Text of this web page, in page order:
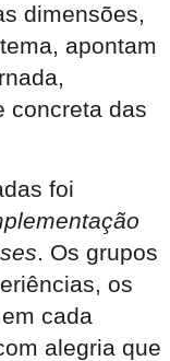
dimensões,
apontam
concreta das
foi
. Os grupos
os
cada
alegria que